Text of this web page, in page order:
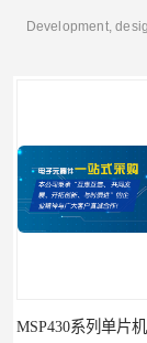
Development,